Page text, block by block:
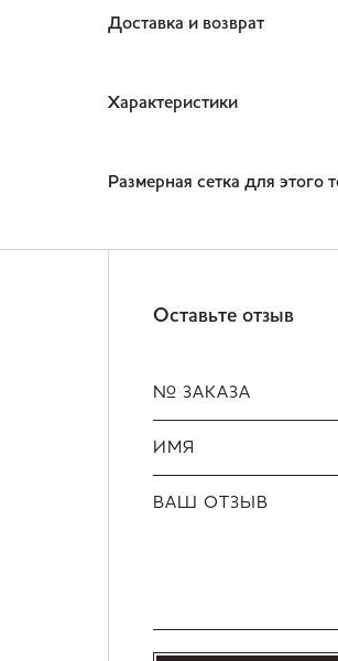
Доставка и возврат
Характеристики
Размерная сетка для этого
Оставьте отзыв
№ ЗАКАЗА
ИМЯ
ВАШ ОТЗЫВ